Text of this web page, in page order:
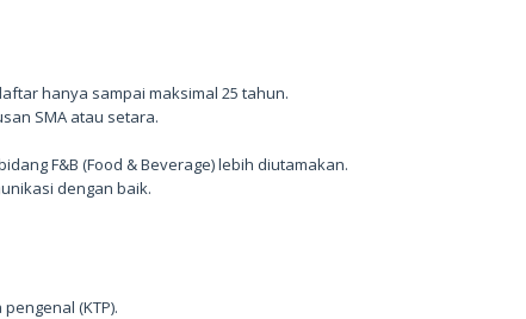
hanya sampai maksimal 25 tahun.
SMA atau setara.
F&B (Food & Beverage) lebih diutamakan.
dengan baik.
(KTP).